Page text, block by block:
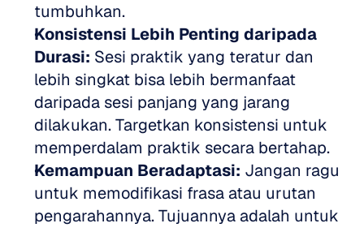
tumbuhkan.
Konsistensi Lebih Penting daripada
Durasi: Sesi praktik yang teratur dan
lebih singkat bisa lebih bermanfaat
daripada sesi panjang yang jarang
dilakukan. Targetkan konsistensi untuk
memperdalam praktik secara bertahap.
Kemampuan Beradaptasi: Jangan ragu
untuk memodifikasi frasa atau urutan
pengarahannya. Tujuannya adalah untuk